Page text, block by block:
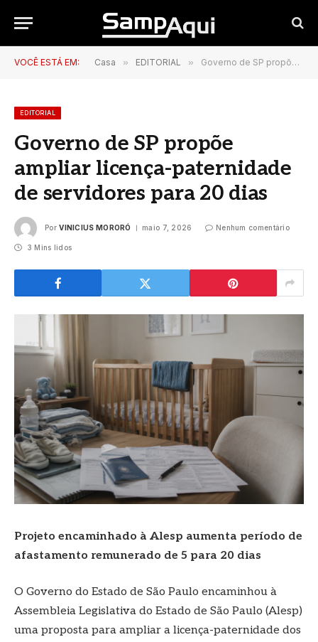
VOCÊ ESTÁ EM: Casa » EDITORIAL » Governo de SP propõe ampliar licença-paternidade de servidores para 20 dias
EDITORIAL
Governo de SP propõe
ampliar licença-paternidade
de servidores para 20 dias
Por VINICIUS MORORÓ maio 7, 2026 Nenhum comentário
3 Mins lidos
Projeto encaminhado à Alesp aumenta período de
afastamento remunerado de 5 para 20 dias
O Governo do Estado de São Paulo encaminhou à
Assembleia Legislativa do Estado de São Paulo (Alesp)
uma proposta para ampliar a licença-paternidade dos